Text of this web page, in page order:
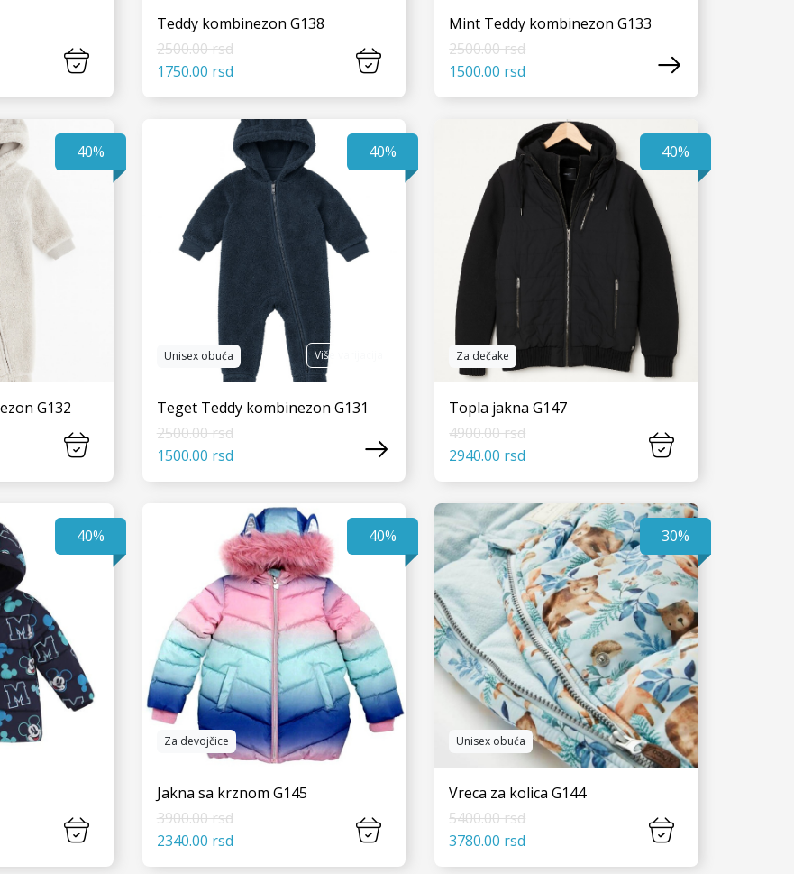
VIDI JOŠ
Teddy kombinezon G138
2500.00 rsd
1750.00 rsd
VIDI JOŠ
Mint Teddy kombinezon G133
2500.00 rsd
1500.00 rsd
40%
G132
40%
VIDI JOŠ
Unisex obuća Više varijacija
Teget Teddy kombinezon G131
2500.00 rsd
1500.00 rsd
40%
VIDI JOŠ
Za dečake
Topla jakna G147
4900.00 rsd
2940.00 rsd
40% 40%
Za devojčice
Jakna sa krznom G145
3900.00 rsd
2340.00 rsd
30%
Unisex obuća
Vreca za kolica G144
5400.00 rsd
3780.00 rsd